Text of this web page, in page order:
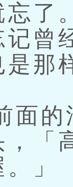
忘了
记曾
是那
的
，「
」